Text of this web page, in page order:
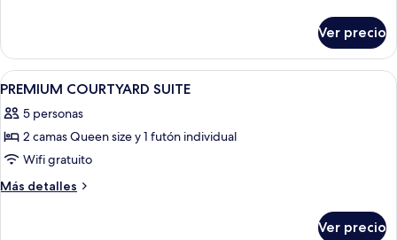
VILLA
Ver precio
Abrir
todas
las
fotos
de
PREMIUM
Un dormitorio con dos camas, una
10
PREMIUM COURTYARD SUITE
5 personas
2 camas Queen size y 1 futón individual
Wifi gratuito
Más detalles
Más
Ver precio